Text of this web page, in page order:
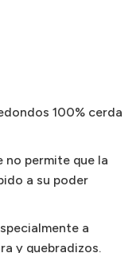
100% cerda
no permite que la
a su poder
a
y quebradizos.